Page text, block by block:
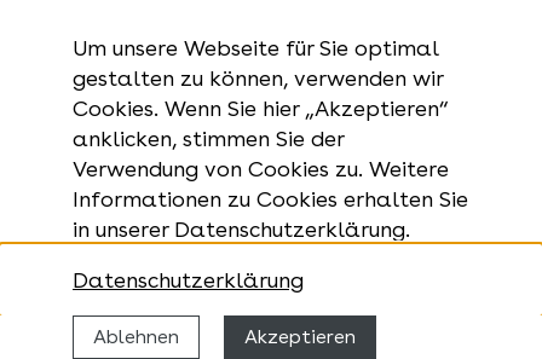
Um unsere Webseite für Sie optimal
gestalten zu können, verwenden wir
Cookies. Wenn Sie hier „Akzeptieren“
anklicken, stimmen Sie der
Verwendung von Cookies zu. Weitere
Informationen zu Cookies erhalten Sie
in unserer Datenschutzerklärung.
Datenschutzerklärung
Ablehnen Akzeptieren
+49 711 212-4272
Anfragen zu Archivgut:
+49 711 335075-555
Telefax:
+49 711 212-4283